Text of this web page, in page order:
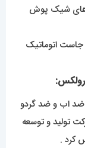
های شیک پوش
ضد اب و ضد گردو
سالگی سال ۱۹۰۵ یک شرکت تولید و توسعه
کرد .